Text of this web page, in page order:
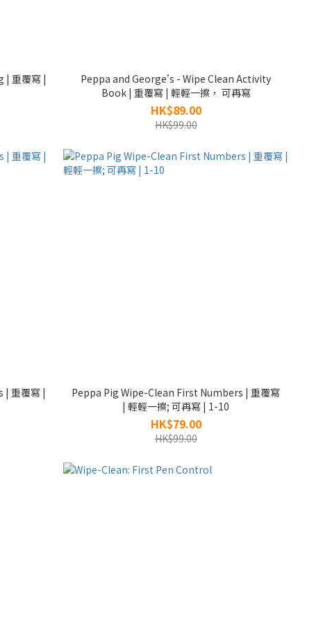
| 重覆寫 |
Peppa and George's - Wipe Clean Activity
Book | 重覆寫 | 輕輕一擦， 可再寫
HK$89.00
HK$99.00
| 重覆寫 |
Peppa Pig Wipe-Clean First Numbers | 重覆寫
| 輕輕一擦; 可再寫 | 1-10
HK$79.00
HK$99.00